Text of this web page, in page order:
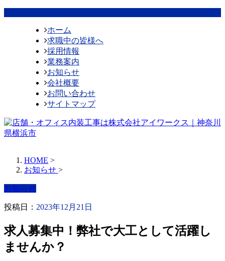
ホーム
求職中の皆様へ
採用情報
業務案内
お知らせ
会社概要
お問い合わせ
サイトマップ
HOME >
お知らせ >
お知らせ
投稿日： 2023年12月21日
求人募集中！弊社で大工として活躍し
ませんか？